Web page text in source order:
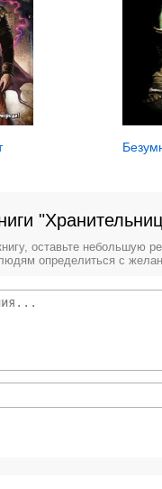
оставьте небольшую
определиться с